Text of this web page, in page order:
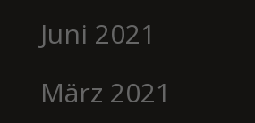
Juni 2021
März 2021